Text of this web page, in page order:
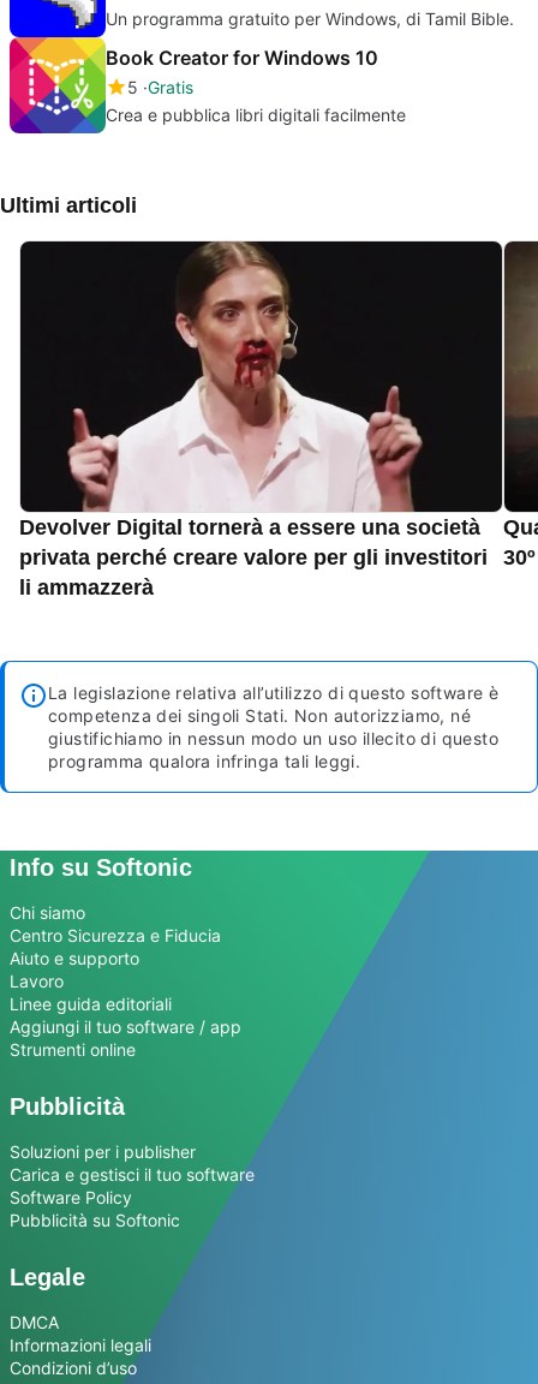
Un programma gratuito per Windows, di Tamil Bible.
Book Creator for Windows 10
5 Gratis
Crea e pubblica libri digitali facilmente
Ultimi articoli
Devolver Digital tornerà a essere una società
privata perché creare valore per gli investitori
li ammazzerà
La legislazione relativa all’utilizzo di questo software è
competenza dei singoli Stati. Non autorizziamo, né
giustifichiamo in nessun modo un uso illecito di questo
programma qualora infringa tali leggi.
Info su Softonic
Chi siamo
Centro Sicurezza e Fiducia
Aiuto e supporto
Lavoro
Linee guida editoriali
Aggiungi il tuo software / app
Strumenti online
Pubblicità
Soluzioni per i publisher
Carica e gestisci il tuo software
Software Policy
Pubblicità su Softonic
Legale
DMCA
Informazioni legali
Condizioni d’uso